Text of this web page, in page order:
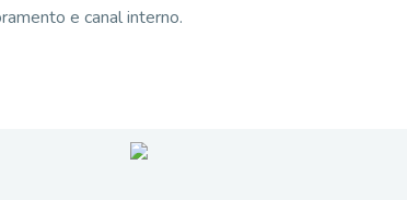
e canal interno.